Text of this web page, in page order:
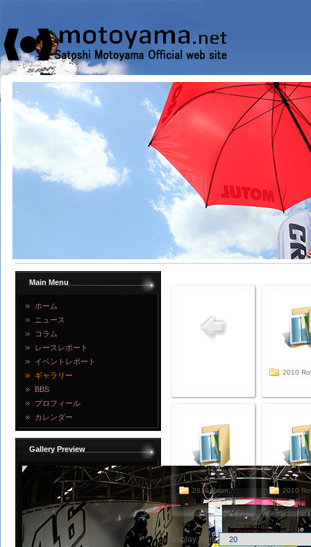
Main Menu
ホーム
ニュース
コラム
レースレポート
イベントレポート
ギャラリー
BBS
プロフィール
カレンダー
Gallery Preview
2010
2010 Roun... 2010
Display Num